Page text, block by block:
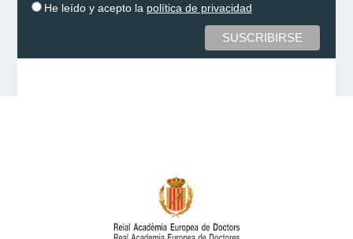
He leído y acepto la política de privacidad